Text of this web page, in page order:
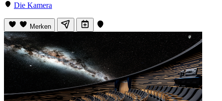
Die Kamera
Merken